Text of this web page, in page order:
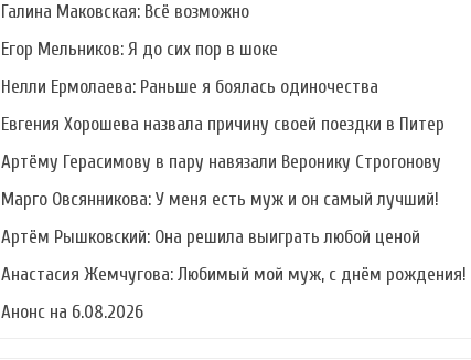
Галина Маковская: Всё возможно
Егор Мельников: Я до сих пор в шоке
Нелли Ермолаева: Раньше я боялась одиночества
Евгения Хорошева назвала причину своей поездки в Питер
Артёму Герасимову в пару навязали Веронику Строгонову
Марго Овсянникова: У меня есть муж и он самый лучший!
Артём Рышковский: Она решила выиграть любой ценой
Анастасия Жемчугова: Любимый мой муж, с днём рождения!
Анонс на 6.08.2026